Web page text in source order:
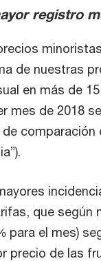
registro
de nuestras
en más de
mes de 2018
comparación
que según
para el mes)
precio de las